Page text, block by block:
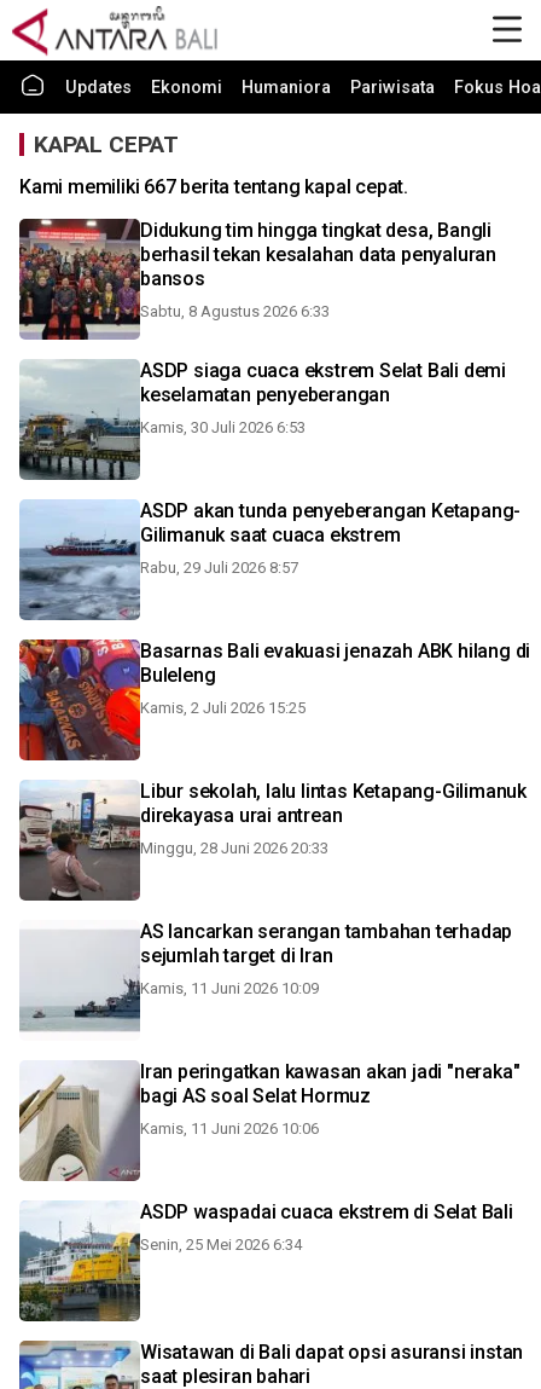
Updates Ekonomi Humaniora Pariwisata Fokus
KAPAL CEPAT
Kami memiliki 667 berita tentang kapal cepat.
Didukung tim hingga tingkat desa, Bangli
berhasil tekan kesalahan data penyaluran
bansos
Sabtu, 8 Agustus 2026 6:33
ASDP siaga cuaca ekstrem Selat Bali demi
keselamatan penyeberangan
Kamis, 30 Juli 2026 6:53
ASDP akan tunda penyeberangan Ketapang-
Gilimanuk saat cuaca ekstrem
Rabu, 29 Juli 2026 8:57
Basarnas Bali evakuasi jenazah ABK hilang di
Buleleng
Kamis, 2 Juli 2026 15:25
Libur sekolah, lalu lintas Ketapang-Gilimanuk
direkayasa urai antrean
Minggu, 28 Juni 2026 20:33
AS lancarkan serangan tambahan terhadap
sejumlah target di Iran
Kamis, 11 Juni 2026 10:09
Iran peringatkan kawasan akan jadi "neraka"
bagi AS soal Selat Hormuz
Kamis, 11 Juni 2026 10:06
ASDP waspadai cuaca ekstrem di Selat Bali
Senin, 25 Mei 2026 6:34
Wisatawan di Bali dapat opsi asuransi instan
saat plesiran bahari